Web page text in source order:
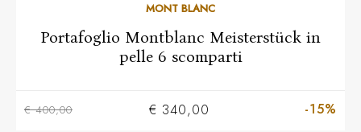
MONT BLANC
Portafoglio Montblanc Meisterstück in
pelle 6 scomparti
€ 400,00 € 340,00 -15%